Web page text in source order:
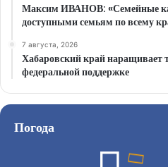
Максим ИВАНОВ: «Семейные
доступными семьям по всему
7 августа, 2026
Хабаровский край наращивает
федеральной поддержке
Погода